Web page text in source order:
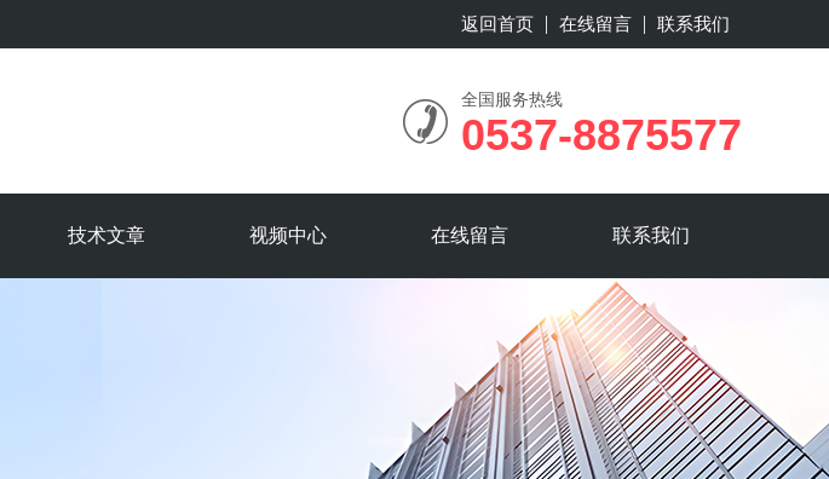
返回首页 在线留言 联系我们
全国服务热线
0537-8875577
技术文章 视频中心 在线留言 联系我们